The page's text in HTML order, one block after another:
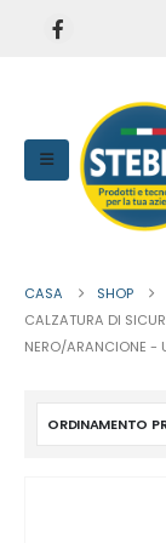
CASA SHOP
CALZATURA DI
NERO/ARANCIONE -